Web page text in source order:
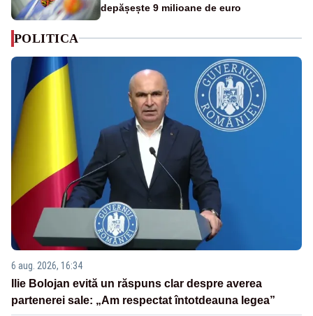
depășește 9 milioane de euro
POLITICA
6 aug. 2026, 16:34
Ilie Bolojan evită un răspuns clar despre averea
partenerei sale: „Am respectat întotdeauna legea”